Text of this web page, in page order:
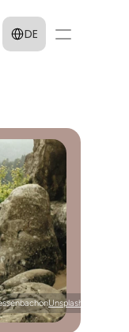
Select Language
DE
onUnsplash